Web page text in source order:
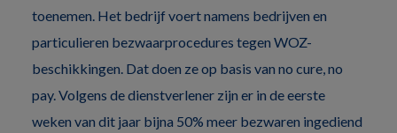
toenemen. Het bedrijf voert namens bedrijven en
particulieren bezwaarprocedures tegen WOZ-
beschikkingen. Dat doen ze op basis van no cure, no
pay. Volgens de dienstverlener zijn er in de eerste
weken van dit jaar bijna 50% meer bezwaren ingediend